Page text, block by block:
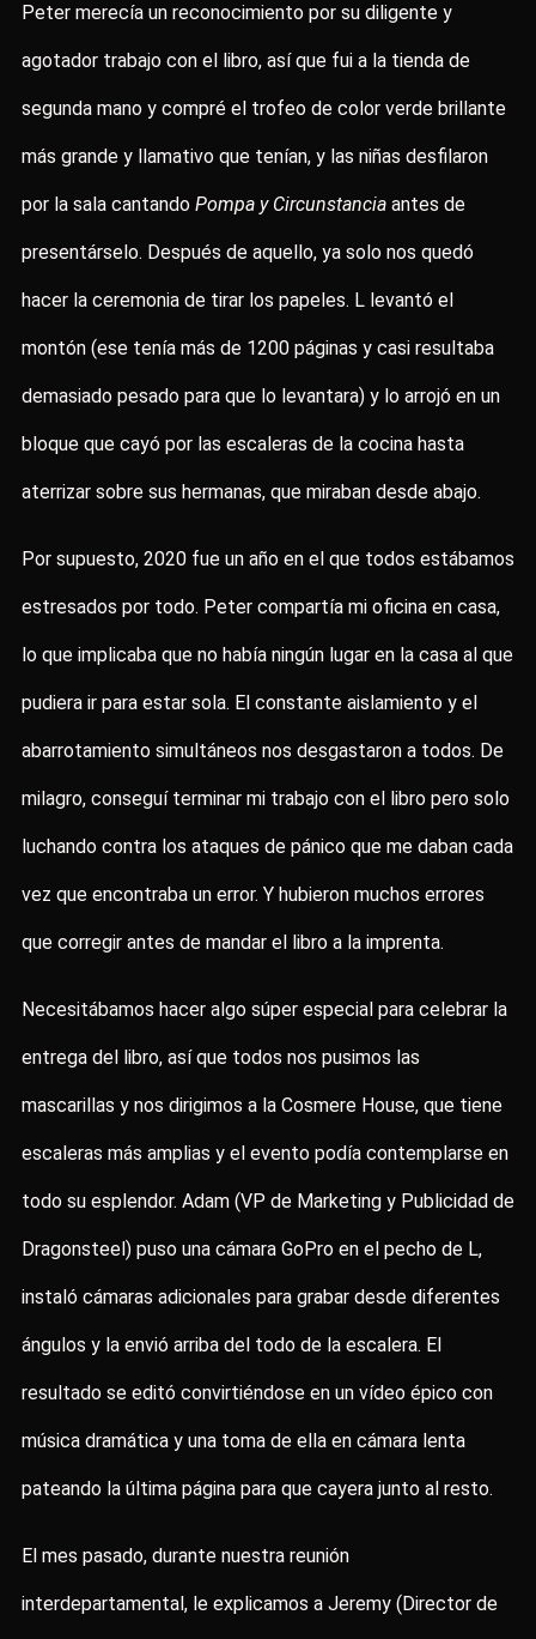
Peter merecía un reconocimiento por su diligente y
agotador trabajo con el libro, así que fui a la tienda de
segunda mano y compré el trofeo de color verde brillante
más grande y llamativo que tenían, y las niñas desfilaron
por la sala cantando Pompa y Circunstancia antes de
presentárselo. Después de aquello, ya solo nos quedó
hacer la ceremonia de tirar los papeles. L levantó el
montón (ese tenía más de 1200 páginas y casi resultaba
demasiado pesado para que lo levantara) y lo arrojó en un
bloque que cayó por las escaleras de la cocina hasta
aterrizar sobre sus hermanas, que miraban desde abajo.
Por supuesto, 2020 fue un año en el que todos estábamos
estresados por todo. Peter compartía mi oficina en casa,
lo que implicaba que no había ningún lugar en la casa al que
pudiera ir para estar sola. El constante aislamiento y el
abarrotamiento simultáneos nos desgastaron a todos. De
milagro, conseguí terminar mi trabajo con el libro pero solo
luchando contra los ataques de pánico que me daban cada
vez que encontraba un error. Y hubieron muchos errores
que corregir antes de mandar el libro a la imprenta.
Necesitábamos hacer algo súper especial para celebrar la
entrega del libro, así que todos nos pusimos las
mascarillas y nos dirigimos a la Cosmere House, que tiene
escaleras más amplias y el evento podía contemplarse en
todo su esplendor. Adam (VP de Marketing y Publicidad de
Dragonsteel) puso una cámara GoPro en el pecho de L,
instaló cámaras adicionales para grabar desde diferentes
ángulos y la envió arriba del todo de la escalera. El
resultado se editó convirtiéndose en un vídeo épico con
música dramática y una toma de ella en cámara lenta
pateando la última página para que cayera junto al resto.
El mes pasado, durante nuestra reunión
interdepartamental, le explicamos a Jeremy (Director de